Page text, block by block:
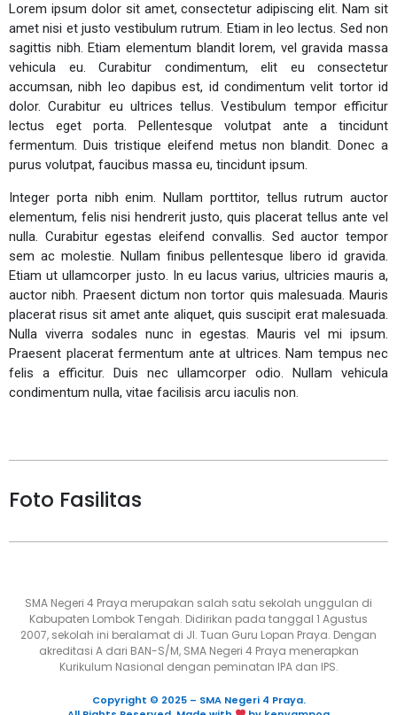
Lorem ipsum dolor sit amet, consectetur adipiscing elit. Nam sit
amet nisi et justo vestibulum rutrum. Etiam in leo lectus. Sed non
sagittis nibh. Etiam elementum blandit lorem, vel gravida massa
vehicula eu. Curabitur condimentum, elit eu consectetur
accumsan, nibh leo dapibus est, id condimentum velit tortor id
dolor. Curabitur eu ultrices tellus. Vestibulum tempor efficitur
lectus eget porta. Pellentesque volutpat ante a tincidunt
fermentum. Duis tristique eleifend metus non blandit. Donec a
purus volutpat, faucibus massa eu, tincidunt ipsum.
Integer porta nibh enim. Nullam porttitor, tellus rutrum auctor
elementum, felis nisi hendrerit justo, quis placerat tellus ante vel
nulla. Curabitur egestas eleifend convallis. Sed auctor tempor
sem ac molestie. Nullam finibus pellentesque libero id gravida.
Etiam ut ullamcorper justo. In eu lacus varius, ultricies mauris a,
auctor nibh. Praesent dictum non tortor quis malesuada. Mauris
placerat risus sit amet ante aliquet, quis suscipit erat malesuada.
Nulla viverra sodales nunc in egestas. Mauris vel mi ipsum.
Praesent placerat fermentum ante at ultrices. Nam tempus nec
felis a efficitur. Duis nec ullamcorper odio. Nullam vehicula
condimentum nulla, vitae facilisis arcu iaculis non.
Foto Fasilitas
SMA Negeri 4 Praya merupakan salah satu sekolah unggulan di
Kabupaten Lombok Tengah. Didirikan pada tanggal 1 Agustus
2007, sekolah ini beralamat di Jl. Tuan Guru Lopan Praya. Dengan
akreditasi A dari BAN-S/M, SMA Negeri 4 Praya menerapkan
Kurikulum Nasional dengan peminatan IPA dan IPS.
Copyright © 2025 – SMA Negeri 4 Praya.